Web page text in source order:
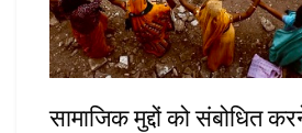
सामाजिक मुद्दों को संबोधित